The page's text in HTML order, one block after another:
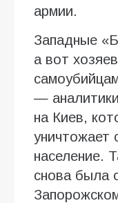
армии.
Западные
а вот
—
на Киев,
уничтожает
население.
снова была